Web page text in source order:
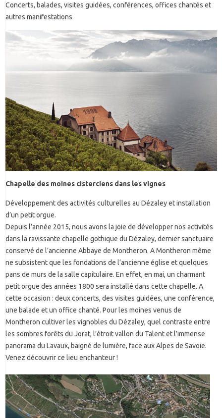
Concerts, balades, visites guidées, conférences, offices chantés et
autres manifestations
Chapelle des moines cisterciens dans les vignes
Développement des activités culturelles au Dézaley et installation
d’un petit orgue.
Depuis l’année 2015, nous avons la joie de développer nos activités
dans la ravissante chapelle gothique du Dézaley, dernier sanctuaire
conservé de l’ancienne Abbaye de Montheron. A Montheron même
ne subsistent que les fondations de l’ancienne église et quelques
pans de murs de la salle capitulaire. En effet, en mai, un charmant
petit orgue des années 1800 sera installé dans cette chapelle. A
cette occasion : deux concerts, des visites guidées, une conférence,
une balade et un office chanté. Pour les moines venus de
Montheron cultiver les vignobles du Dézaley, quel contraste entre
les sombres forêts du Jorat, l’étroit vallon du Talent et l’immense
panorama du Lavaux, baigné de lumière, face aux Alpes de Savoie.
Venez découvrir ce lieu enchanteur !